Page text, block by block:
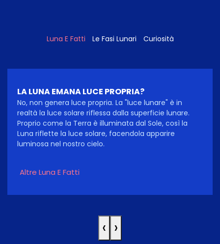
Luna E Fatti Le Fasi Lunari Curiosità
LA LUNA EMANA LUCE PROPRIA?
No, non genera luce propria. La "luce lunare" è in
realtà la luce solare riflessa dalla superficie lunare.
Proprio come la Terra è illuminata dal Sole, così la
Luna riflette la luce solare, facendola apparire
luminosa nel nostro cielo.
Altre Luna E Fatti
‹ ›